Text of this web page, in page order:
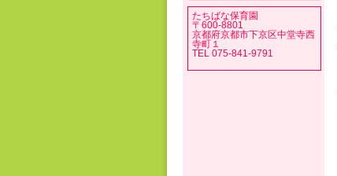
たちばな保育園
〒600-8801
京都府京都市下京区中堂寺西
寺町１
TEL 075-841-9791